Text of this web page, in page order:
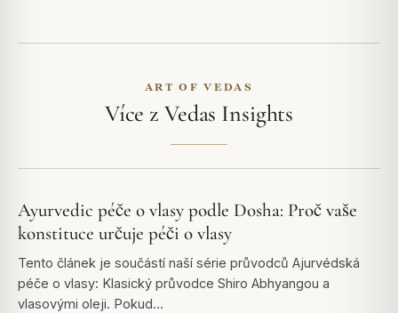
ART OF VEDAS
Více z Vedas Insights
Ayurvedic péče o vlasy podle Dosha: Proč vaše
konstituce určuje péči o vlasy
Tento článek je součástí naší série průvodců Ajurvédská
péče o vlasy: Klasický průvodce Shiro Abhyangou a
vlasovými oleji. Pokud…